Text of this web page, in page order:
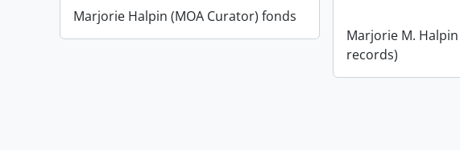
Marjorie Halpin (MOA Curator) fonds
Marjorie M.
records)